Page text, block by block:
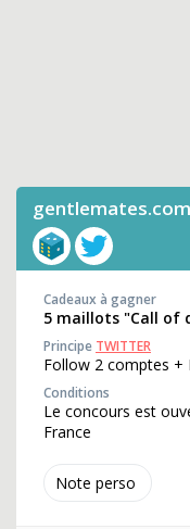
gentlemates.com
Note perso
Cadeaux à gagner
5 maillots "Call of
Principe TWITTER
Follow 2 comptes +
Conditions
Le concours est
France